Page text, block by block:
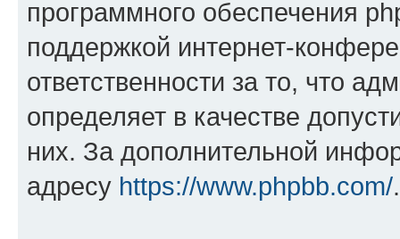
программного обеспечения
поддержкой интернет-
ответственности за то, что
определяет в качестве
них. За дополнительной
адресу https://www.phpbb.com/.